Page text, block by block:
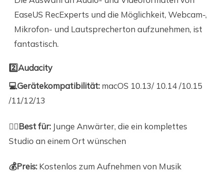
EaseUS RecExperts und die Möglichkeit, Webcam-,
Mikrofon- und Lautsprecherton aufzunehmen, ist
fantastisch.
2️⃣Audacity
💻Gerätekompatibilität:macOS 10.13/ 10.14 /10.15
/11/12/13
🙆‍♀️Best für:Junge Anwärter, die ein komplettes
Studio an einem Ort wünschen
💰Preis:Kostenlos zum Aufnehmen von Musik